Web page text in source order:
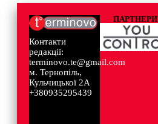
Контакти
редакції:
terminovo.te@gmail.com
м. Тернопіль,
Кульчицької 2А
+380935295439
ПАРТНЕРИ